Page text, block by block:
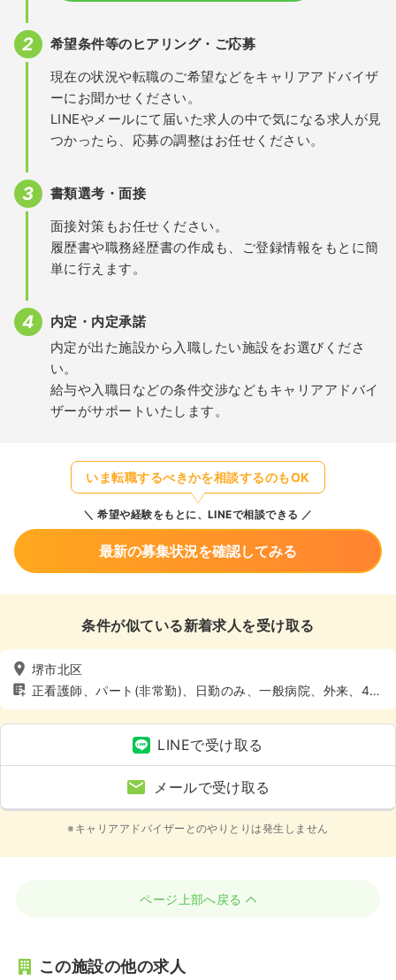
希望条件等のヒアリング・ご応募
現在の状況や転職のご希望などをキャリアアドバイザ
ーにお聞かせください。
LINEやメールにて届いた求人の中で気になる求人が見
つかったら、応募の調整はお任せください。
書類選考・面接
面接対策もお任せください。
履歴書や職務経歴書の作成も、ご登録情報をもとに簡
単に行えます。
内定・内定承諾
内定が出た施設から入職したい施設をお選びくださ
い。
給与や入職日などの条件交渉などもキャリアアドバイ
ザーがサポートいたします。
いま転職するべきかを相談するのもOK
希望や経験をもとに、LINEで相談できる
最新の募集状況を確認してみる
条件が似ている新着求人を受け取る
堺市北区
正看護師、パート(非常勤)、日勤のみ、一般病院、外来、4週
8休以上
LINEで受け取る
メールで受け取る
※キャリアアドバイザーとのやりとりは発生しません
ページ上部へ戻る
この施設の他の求人